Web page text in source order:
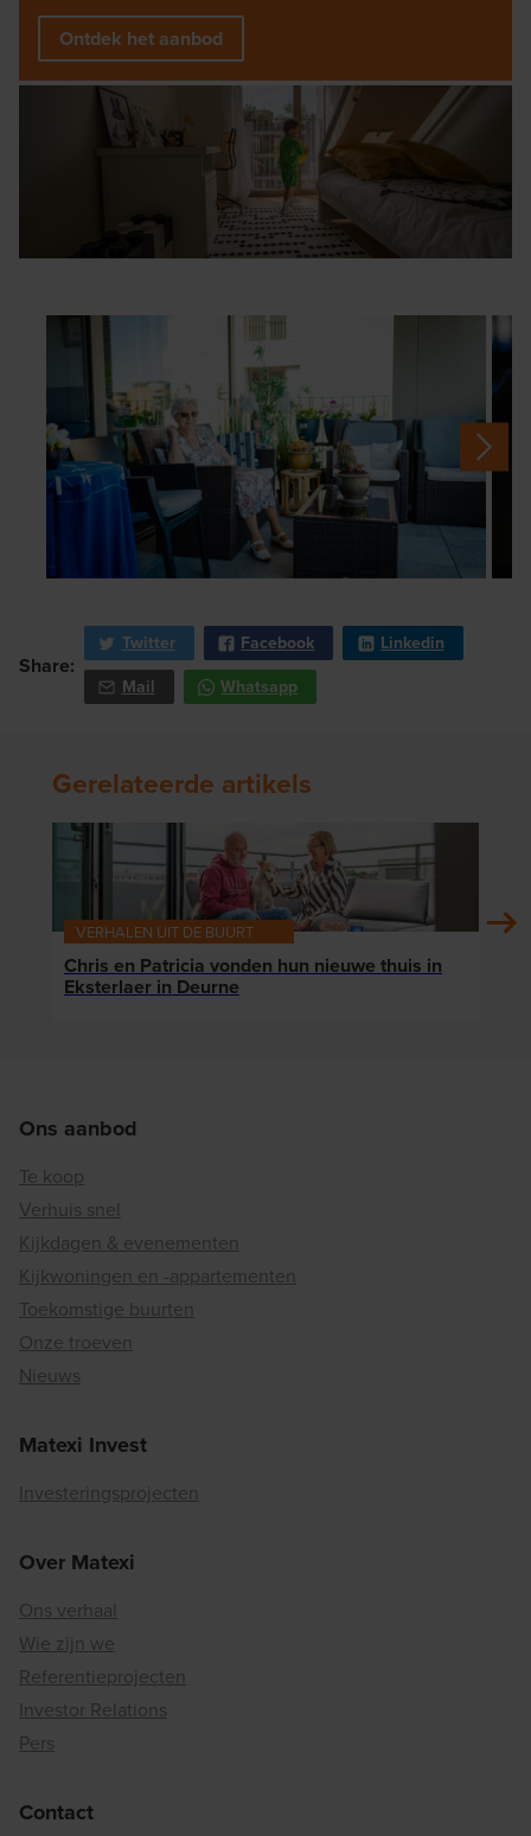
Ontdek het aanbod
Share:
Twitter Facebook
Linkedin
Mail
Whatsapp
Gerelateerde artikels
VERHALEN UIT DE BUURT
Chris en Patricia vonden hun nieuwe thuis in
Eksterlaer in Deurne
Ons aanbod
Te koop
Verhuis snel
Kijkdagen & evenementen
Kijkwoningen en -appartementen
Toekomstige buurten
Onze troeven
Nieuws
Matexi Invest
Investeringsprojecten
Over Matexi
Ons verhaal
Wie zijn we
Referentieprojecten
Investor Relations
Pers
Contact